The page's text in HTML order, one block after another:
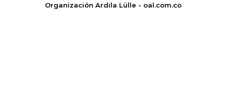
Organización Ardila Lülle - oal.com.co